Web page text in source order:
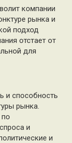
компании
рынка и
подход
отстает от
для
и способность
рынка.
и
и